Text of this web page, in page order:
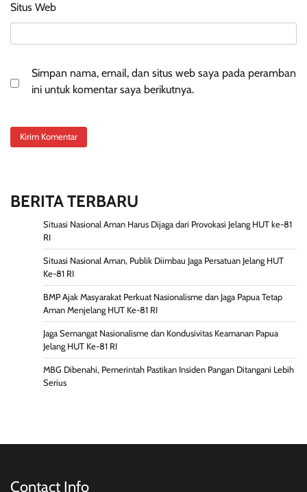
Situs Web
Simpan nama, email, dan situs web saya pada peramban
ini untuk komentar saya berikutnya.
BERITA TERBARU
Situasi Nasional Aman Harus Dijaga dari Provokasi Jelang HUT ke-81
RI
Situasi Nasional Aman, Publik Diimbau Jaga Persatuan Jelang HUT
Ke-81 RI
BMP Ajak Masyarakat Perkuat Nasionalisme dan Jaga Papua Tetap
Aman Menjelang HUT Ke-81 RI
Jaga Semangat Nasionalisme dan Kondusivitas Keamanan Papua
Jelang HUT Ke-81 RI
MBG Dibenahi, Pemerintah Pastikan Insiden Pangan Ditangani Lebih
Serius
Contact Info